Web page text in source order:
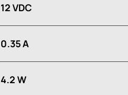
12 VDC
0.35 A
4.2 W